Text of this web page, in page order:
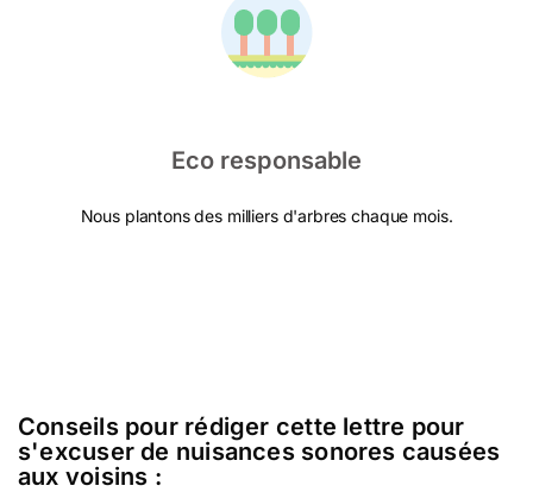
Eco responsable
Nous plantons des milliers d'arbres chaque mois.
Conseils pour rédiger cette lettre pour
s'excuser de nuisances sonores causées
aux voisins :